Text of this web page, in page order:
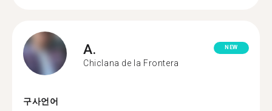
A.
Chiclana de la Frontera
NEW
구사언어